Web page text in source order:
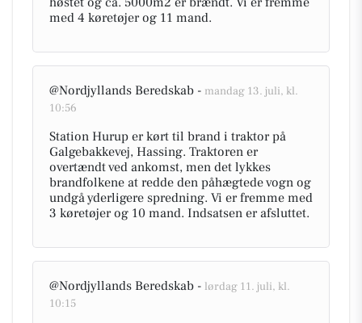
med 4 køretøjer og 11 mand.
@Nordjyllands Beredskab - mandag 13. juli, kl.
10:56
Station Hurup er kørt til brand i traktor på
Galgebakkevej, Hassing. Traktoren er
overtændt ved ankomst, men det lykkes
brandfolkene at redde den påhægtede vogn og
undgå yderligere spredning. Vi er fremme med
3 køretøjer og 10 mand. Indsatsen er afsluttet.
@Nordjyllands Beredskab - lørdag 11. juli, kl.
10:15